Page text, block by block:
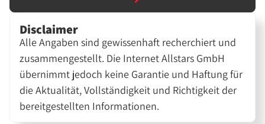
Disclaimer
Alle Angaben sind gewissenhaft recherchiert und
zusammengestellt. Die Internet Allstars GmbH
übernimmt jedoch keine Garantie und Haftung für
die Aktualität, Vollständigkeit und Richtigkeit der
bereitgestellten Informationen.